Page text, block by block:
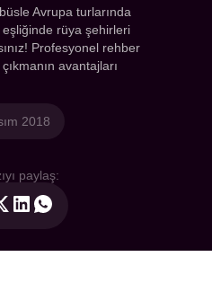
Avrupa turlarında
rüya şehirleri
Profesyonel rehber
avantajları
2018
paylaş: